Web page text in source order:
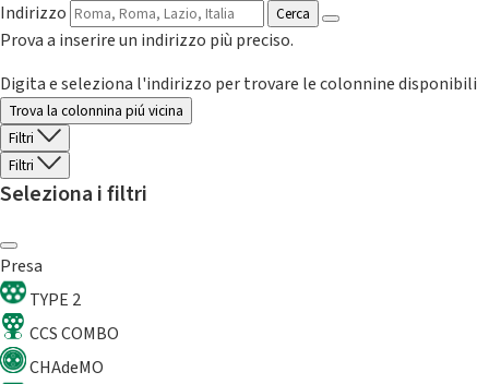
Indirizzo
Cerca
Prova a inserire un indirizzo più preciso.
Digita e seleziona l'indirizzo per trovare le colonnine disponibili
Trova la colonnina piú vicina
Filtri
Filtri
Seleziona i filtri
Presa
TYPE 2
CCS COMBO
CHAdeMO